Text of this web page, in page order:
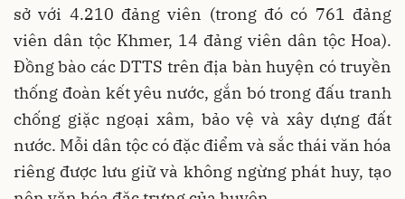
sở với 4.210 đảng viên (trong đó có 761 đảng
viên dân tộc Khmer, 14 đảng viên dân tộc Hoa).
Đồng bào các DTTS trên địa bàn huyện có truyền
thống đoàn kết yêu nước, gắn bó trong đấu tranh
chống giặc ngoại xâm, bảo vệ và xây dựng đất
nước. Mỗi dân tộc có đặc điểm và sắc thái văn hóa
riêng được lưu giữ và không ngừng phát huy, tạo